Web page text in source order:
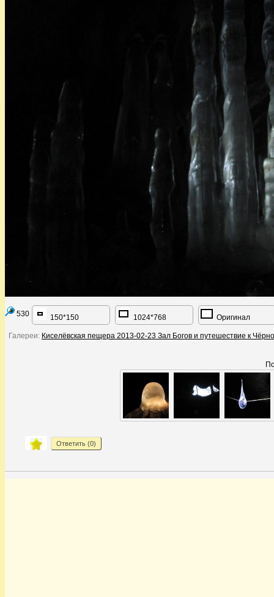
530 150*150 1024*768 Оригинал
Галереи: Киселёвская пещера 2013-02-23 Зал Богов и путешествие к
Ответить (0)